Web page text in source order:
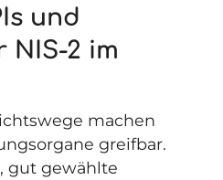
und
NIS-2 im
machen
greifbar.
gut gewählte